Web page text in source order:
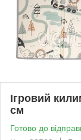
Ігровий
см
Готово до